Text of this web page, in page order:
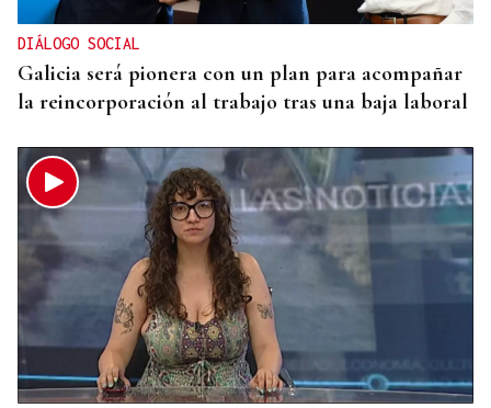
DIÁLOGO SOCIAL
Galicia será pionera con un plan para acompañar
la reincorporación al trabajo tras una baja laboral